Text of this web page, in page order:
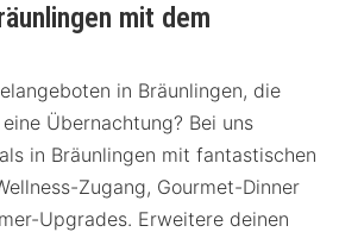
mit dem
in Bräunlingen, die
Übernachtung? Bei uns
in Bräunlingen mit fantastischen
Zugang, Gourmet-Dinner
Upgrades. Erweitere deinen